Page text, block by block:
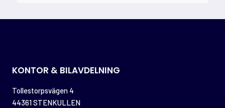
KONTOR & BILAVDELNING
Tollestorpsvägen 4
44361 STENKULLEN